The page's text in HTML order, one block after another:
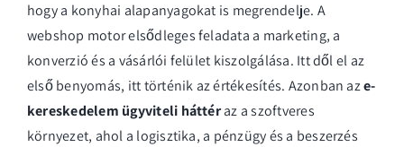
hogy a konyhai alapanyagokat is megrendelje. A
webshop motor elsődleges feladata a marketing, a
konverzió és a vásárlói felület kiszolgálása. Itt dől el az
első benyomás, itt történik az értékesítés. Azonban aze-
kereskedelem ügyviteli háttéraz a szoftveres
környezet, ahol a logisztika, a pénzügy és a beszerzés